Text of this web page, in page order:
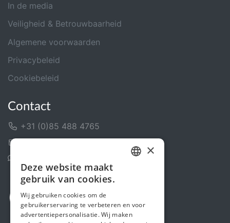
In de media
Veiligheid & Betrouwbaarheid
Algemene voorwaarden
Privacybeleid
Cookiebeleid
Contact
+31 (0)85 488 4765
ENGLISH
×
Deze website maakt
gebruik van cookies.
Wij gebruiken cookies om de
gebruikerservaring te verbeteren en voor
advertentiepersonalisatie. Wij maken